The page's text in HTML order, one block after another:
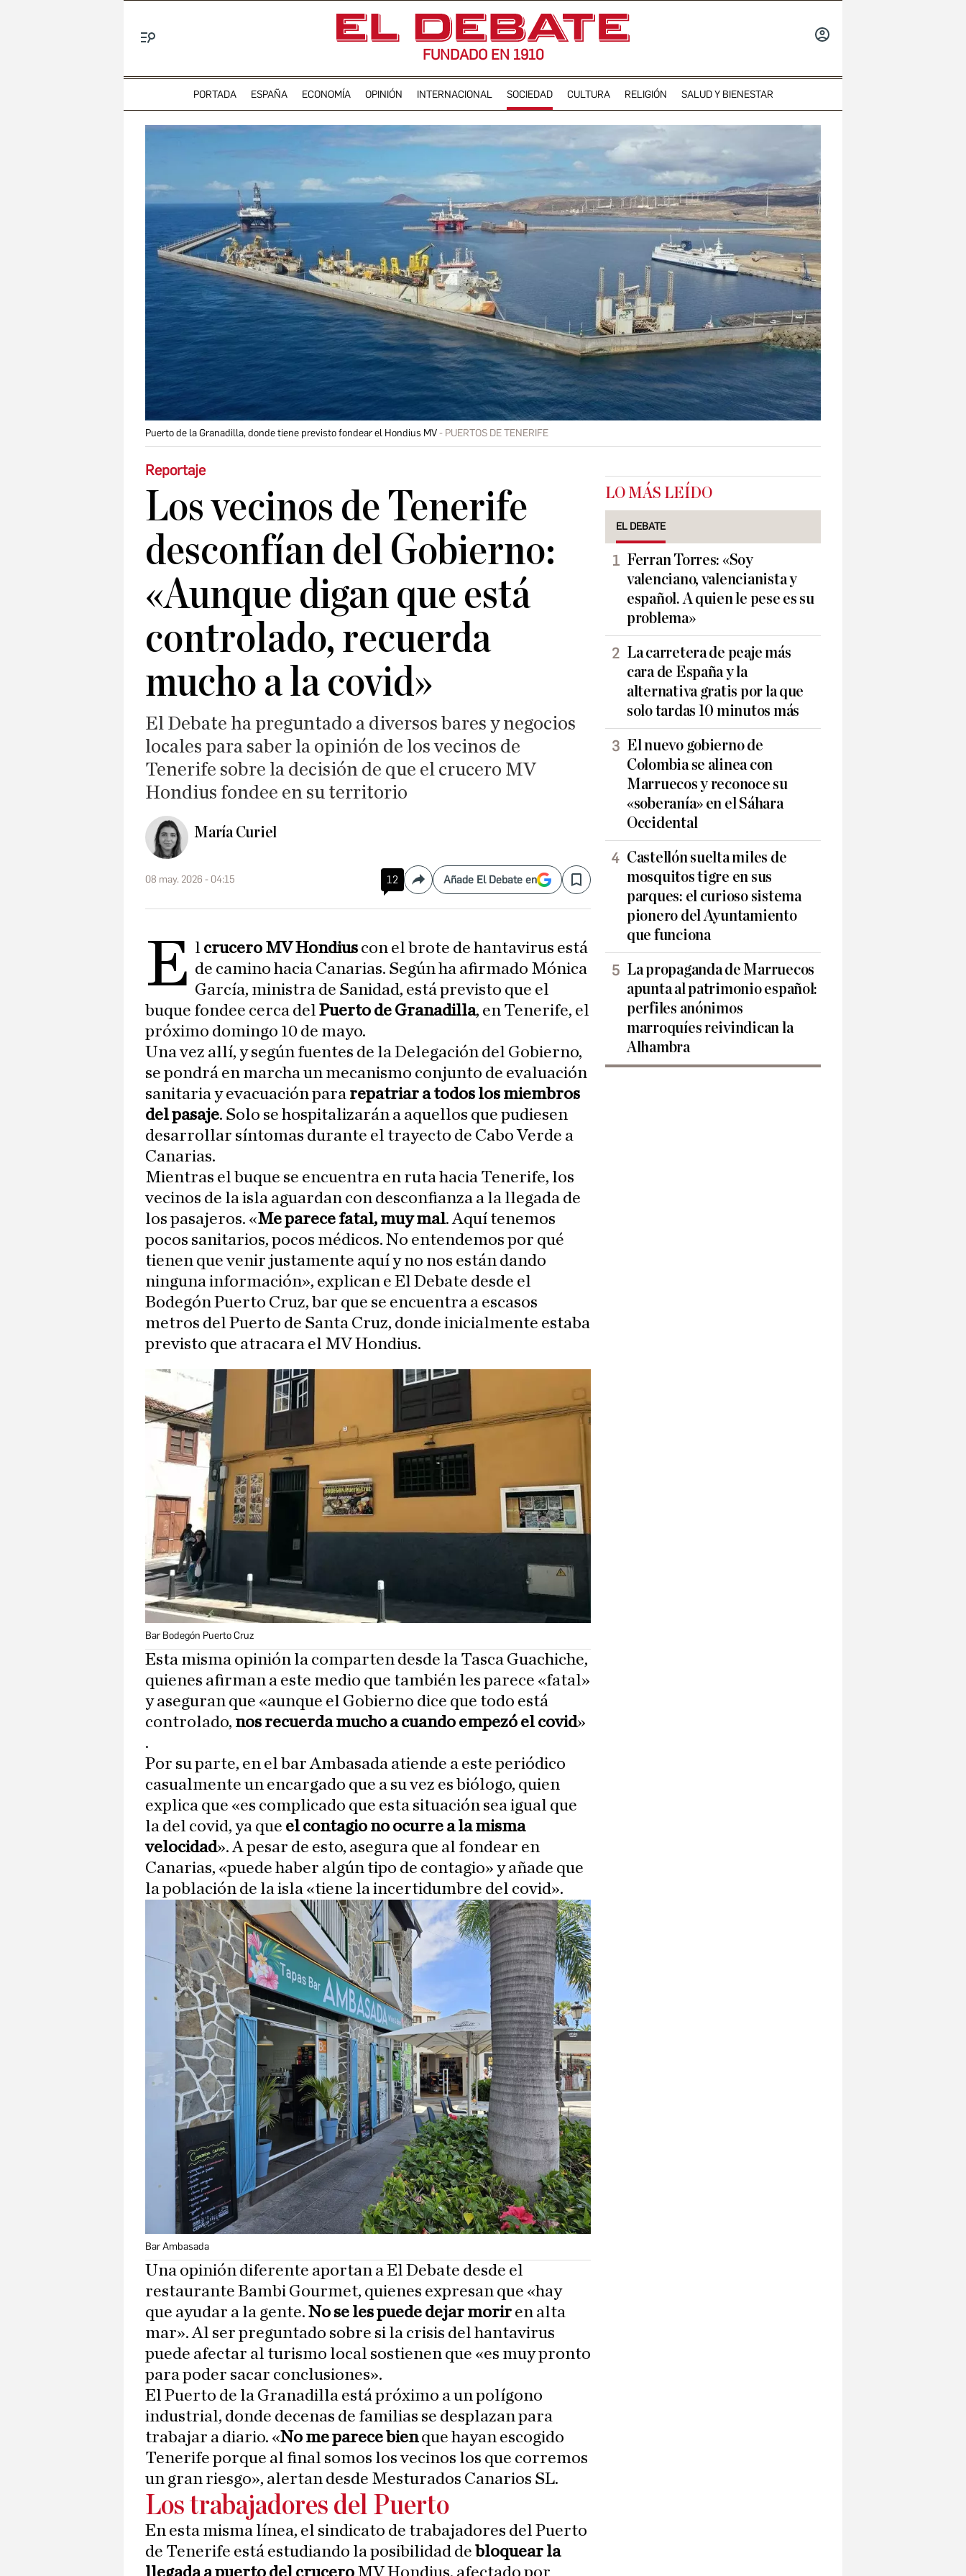
FUNDADO EN 1910
PORTADA ESPAÑA ECONOMÍA OPINIÓN INTERNACIONAL SOCIEDAD CULTURA RELIGIÓN SALUD Y BIENESTAR
Puerto de la Granadilla, donde tiene previsto fondear el Hondius MV PUERTOS DE TENERIFE
Reportaje
Los vecinos de Tenerife
desconfían del Gobierno:
«Aunque digan que está
controlado, recuerda
mucho a la covid»
El Debate ha preguntado a diversos bares y negocios
locales para saber la opinión de los vecinos de
Tenerife sobre la decisión de que el crucero MV
Hondius fondee en su territorio
María Curiel
08 may. 2026 - 04:15 12 CompartirAñade El Debate en Save
E l crucero MV Hondius con el brote de hantavirus está
de camino hacia Canarias. Según ha afirmado Mónica
García, ministra de Sanidad, está previsto que el
buque fondee cerca del Puerto de Granadilla, en Tenerife, el
próximo domingo 10 de mayo.
Una vez allí, y según fuentes de la Delegación del Gobierno,
se pondrá en marcha un mecanismo conjunto de evaluación
sanitaria y evacuación para repatriar a todos los miembros
del pasaje. Solo se hospitalizarán a aquellos que pudiesen
desarrollar síntomas durante el trayecto de Cabo Verde a
Canarias.
Mientras el buque se encuentra en ruta hacia Tenerife, los
vecinos de la isla aguardan con desconfianza a la llegada de
los pasajeros. «Me parece fatal, muy mal. Aquí tenemos
pocos sanitarios, pocos médicos. No entendemos por qué
tienen que venir justamente aquí y no nos están dando
ninguna información», explican e El Debate desde el
Bodegón Puerto Cruz, bar que se encuentra a escasos
metros del Puerto de Santa Cruz, donde inicialmente estaba
previsto que atracara el MV Hondius.
Bar Bodegón Puerto Cruz
Esta misma opinión la comparten desde la Tasca Guachiche,
quienes afirman a este medio que también les parece «fatal»
y aseguran que «aunque el Gobierno dice que todo está
controlado, nos recuerda mucho a cuando empezó el covid»
.
Por su parte, en el bar Ambasada atiende a este periódico
casualmente un encargado que a su vez es biólogo, quien
explica que «es complicado que esta situación sea igual que
la del covid, ya que el contagio no ocurre a la misma
velocidad». A pesar de esto, asegura que al fondear en
Canarias, «puede haber algún tipo de contagio» y añade que
la población de la isla «tiene la incertidumbre del covid».
Bar Ambasada
Una opinión diferente aportan a El Debate desde el
restaurante Bambi Gourmet, quienes expresan que «hay
que ayudar a la gente. No se les puede dejar morir en alta
mar». Al ser preguntado sobre si la crisis del hantavirus
puede afectar al turismo local sostienen que «es muy pronto
para poder sacar conclusiones».
El Puerto de la Granadilla está próximo a un polígono
industrial, donde decenas de familias se desplazan para
trabajar a diario. «No me parece bienque hayan escogido
Tenerife porque al final somos los vecinos los que corremos
un gran riesgo», alertan desde Mesturados Canarios SL.
Los trabajadores del Puerto
En esta misma línea, el sindicato de trabajadores del Puerto
de Tenerife está estudiando la posibilidad de bloquear la
LO MÁS LEÍDO
EL DEBATE
Ferran Torres: «Soy
valenciano, valencianista y
español. A quien le pese es su
problema»
La carretera de peaje más
cara de España y la
alternativa gratis por la que
solo tardas 10 minutos más
El nuevo gobierno de
Colombia se alinea con
Marruecos y reconoce su
«soberanía» en el Sáhara
Occidental
Castellón suelta miles de
mosquitos tigre en sus
parques: el curioso sistema
pionero del Ayuntamiento
que funciona
La propaganda de Marruecos
apunta al patrimonio español:
perfiles anónimos
marroquíes reivindican la
Alhambra